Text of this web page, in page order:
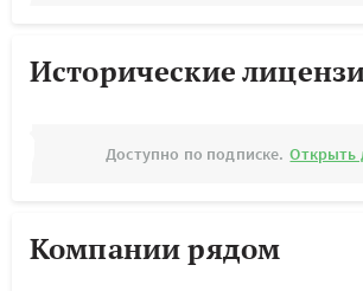
Исторические
Доступно по подписке. Открыть
Компании рядом